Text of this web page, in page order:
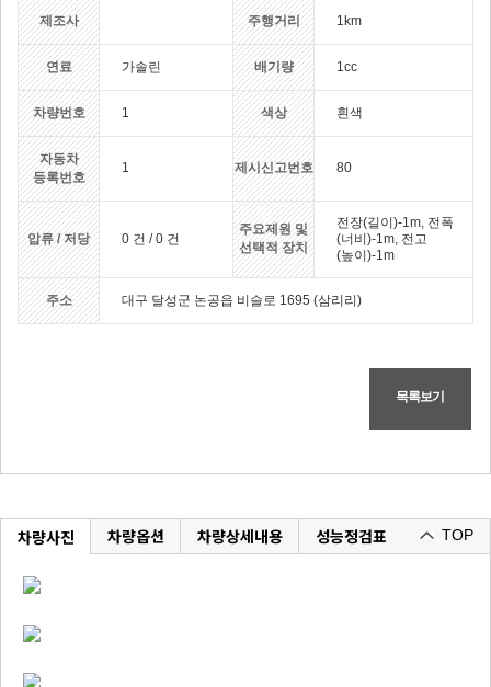
제조사 주행거리 1km
연료 가솔린 배기량 1cc
차량번호 1 색상 흰색
자동차
등록번호
1 제시신고번호 80
압류 / 저당 0 건 / 0 건
주요제원 및
선택적 장치
전장(길이)-1m, 전폭
(너비)-1m, 전고
(높이)-1m
주소 대구 달성군 논공읍 비슬로 1695 (삼리리)
목록보기
차량사진 차량옵션 차량상세내용 성능정검표 TOP